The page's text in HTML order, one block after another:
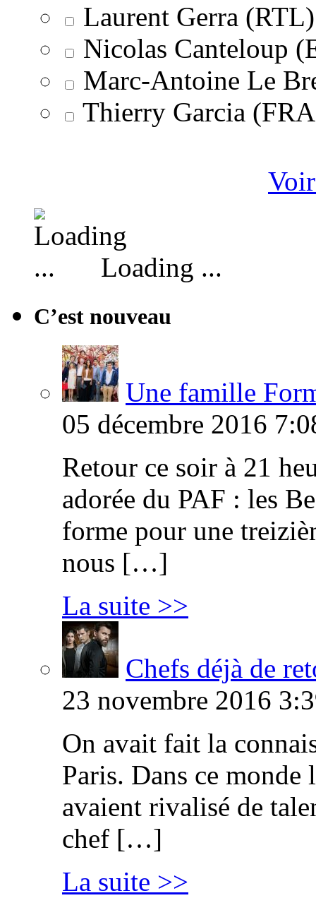
Laurent Gerra (RTL)
Nicolas Canteloup
Marc-Antoine Le
Thierry Garcia
Loading ...
C’est nouveau
Une famille
05 décembre 2016
Retour ce soir à 21
adorée du PAF : les
forme pour une
nous […]
La suite >>
Chefs déjà de
23 novembre 2016
On avait fait la
Paris. Dans ce
avaient rivalisé de
chef […]
La suite >>